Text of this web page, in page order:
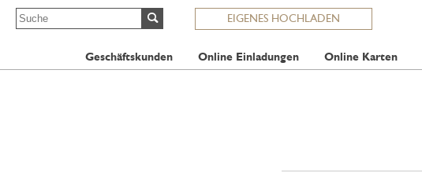
EIGENES HOCHLADEN
Geschäftskunden Online Einladungen Online Karten